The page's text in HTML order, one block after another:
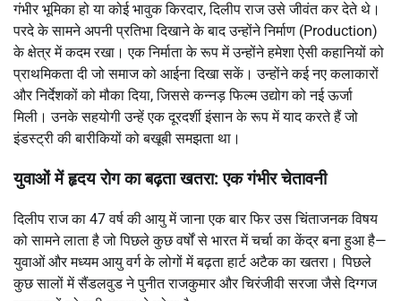
गंभीर भूमिका हो या कोई भावुक किरदार, दिलीप राज उसे जीवंत कर देते थे।
परदे के सामने अपनी प्रतिभा दिखाने के बाद उन्होंने निर्माण (Production)
के क्षेत्र में कदम रखा। एक निर्माता के रूप में उन्होंने हमेशा ऐसी कहानियों को
प्राथमिकता दी जो समाज को आईना दिखा सकें। उन्होंने कई नए कलाकारों
और निर्देशकों को मौका दिया, जिससे कन्नड़ फिल्म उद्योग को नई ऊर्जा
मिली। उनके सहयोगी उन्हें एक दूरदर्शी इंसान के रूप में याद करते हैं जो
इंडस्ट्री की बारीकियों को बखूबी समझता था।
युवाओं में हृदय रोग का बढ़ता खतरा: एक गंभीर चेतावनी
दिलीप राज का 47 वर्ष की आयु में जाना एक बार फिर उस चिंताजनक विषय
को सामने लाता है जो पिछले कुछ वर्षों से भारत में चर्चा का केंद्र बना हुआ है—
युवाओं और मध्यम आयु वर्ग के लोगों में बढ़ता हार्ट अटैक का खतरा। पिछले
कुछ सालों में सैंडलवुड ने पुनीत राजकुमार और चिरंजीवी सरजा जैसे दिग्गज